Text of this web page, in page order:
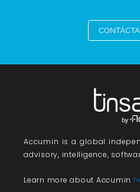
Accumin is a global
advisory, intelligence,
Learn more about Accumin